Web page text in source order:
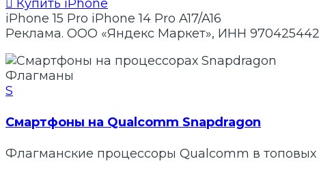
 Купить iPhone
iPhone 15 Pro iPhone 14 Pro A17/A16
Реклама. ООО «Яндекс Маркет», ИНН
Флагманы
S
Смартфоны на Qualcomm Snapdragon
Флагманские процессоры Qualcomm в